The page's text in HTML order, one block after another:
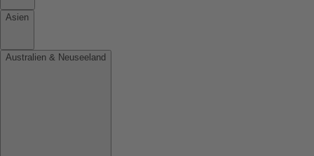
Asien
Australien & Neuseeland